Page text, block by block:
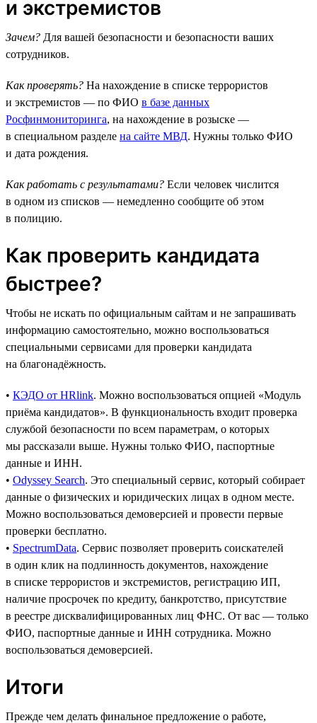
и экстремистов
Зачем? Для вашей безопасности и безопасности ваших
сотрудников.
Как проверять? На нахождение в списке террористов
и экстремистов — по ФИО в базе данных
Росфинмониторинга, на нахождение в розыске —
в специальном разделе на сайте МВД. Нужны только ФИО
и дата рождения.
Как работать с результатами? Если человек числится
в одном из списков — немедленно сообщите об этом
в полицию.
Как проверить кандидата
быстрее?
Чтобы не искать по официальным сайтам и не запрашивать
информацию самостоятельно, можно воспользоваться
специальными сервисами для проверки кандидата
на благонадёжность.
• КЭДО от HRlink. Можно воспользоваться опцией «Модуль
приёма кандидатов». В функциональность входит проверка
службой безопасности по всем параметрам, о которых
мы рассказали выше. Нужны только ФИО, паспортные
данные и ИНН.
• Odyssey Search. Это специальный сервис, который собирает
данные о физических и юридических лицах в одном месте.
Можно воспользоваться демоверсией и провести первые
проверки бесплатно.
• SpectrumData. Сервис позволяет проверить соискателей
в один клик на подлинность документов, нахождение
в списке террористов и экстремистов, регистрацию ИП,
наличие просрочек по кредиту, банкротство, присутствие
в реестре дисквалифицированных лиц ФНС. От вас — только
ФИО, паспортные данные и ИНН сотрудника. Можно
воспользоваться демоверсией.
Итоги
Прежде чем делать финальное предложение о работе,